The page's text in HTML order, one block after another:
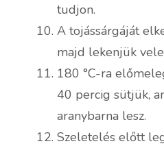
tudjon.
A tojássárgáját
majd lekenjük
180 °C-ra
40 percig sütjük,
aranybarna lesz.
Szeletelés előtt